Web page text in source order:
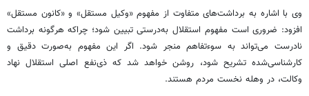
وی با اشاره به برداشت‌های متفاوت از مفهوم «وکیل مستقل» و «کانون مستقل»
افزود: ضروری است مفهوم استقلال به‌درستی تبیین شود؛ چراکه هرگونه برداشت
نادرست می‌تواند به سوءتفاهم منجر شود. اگر این مفهوم به‌صورت دقیق و
کارشناسی‌شده تشریح شود، روشن خواهد شد که ذی‌نفع اصلی استقلال نهاد
وکالت، در وهله نخست مردم هستند.